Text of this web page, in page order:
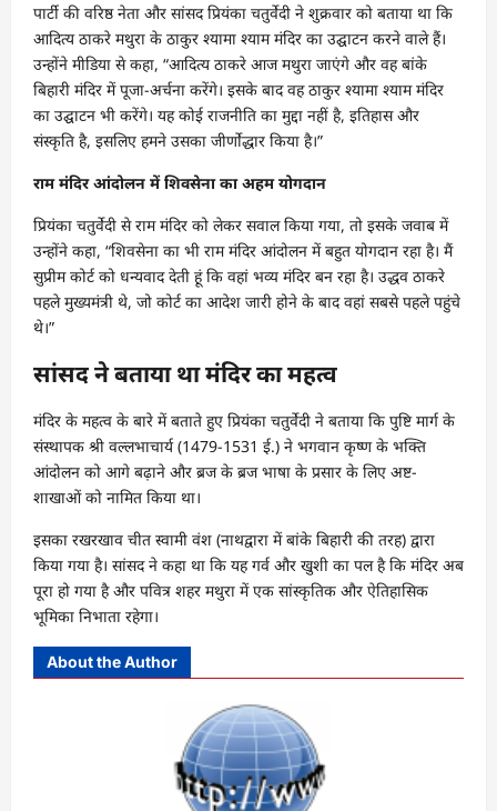
पार्टी की वरिष्ठ नेता और सांसद प्रियंका चतुर्वेदी ने शुक्रवार को बताया था कि
आदित्य ठाकरे मथुरा के ठाकुर श्यामा श्याम मंदिर का उद्घाटन करने वाले हैं।
उन्होंने मीडिया से कहा, “आदित्य ठाकरे आज मथुरा जाएंगे और वह बांके
बिहारी मंदिर में पूजा-अर्चना करेंगे। इसके बाद वह ठाकुर श्यामा श्याम मंदिर
का उद्घाटन भी करेंगे। यह कोई राजनीति का मुद्दा नहीं है, इतिहास और
संस्कृति है, इसलिए हमने उसका जीर्णोद्धार किया है।”
राम मंदिर आंदोलन में शिवसेना का अहम योगदान
प्रियंका चतुर्वेदी से राम मंदिर को लेकर सवाल किया गया, तो इसके जवाब में
उन्होंने कहा, “शिवसेना का भी राम मंदिर आंदोलन में बहुत योगदान रहा है। मैं
सुप्रीम कोर्ट को धन्यवाद देती हूं कि वहां भव्य मंदिर बन रहा है। उद्धव ठाकरे
पहले मुख्यमंत्री थे, जो कोर्ट का आदेश जारी होने के बाद वहां सबसे पहले पहुंचे
थे।”
सांसद ने बताया था मंदिर का महत्व
मंदिर के महत्व के बारे में बताते हुए प्रियंका चतुर्वेदी ने बताया कि पुष्टि मार्ग के
संस्थापक श्री वल्लभाचार्य (1479-1531 ई.) ने भगवान कृष्ण के भक्ति
आंदोलन को आगे बढ़ाने और ब्रज के ब्रज भाषा के प्रसार के लिए अष्ट-
शाखाओं को नामित किया था।
इसका रखरखाव चीत स्वामी वंश (नाथद्वारा में बांके बिहारी की तरह) द्वारा
किया गया है। सांसद ने कहा था कि यह गर्व और खुशी का पल है कि मंदिर अब
पूरा हो गया है और पवित्र शहर मथुरा में एक सांस्कृतिक और ऐतिहासिक
भूमिका निभाता रहेगा।
About the Author